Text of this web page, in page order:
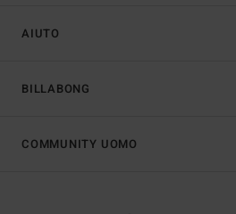
AIUTO
BILLABONG
COMMUNITY UOMO